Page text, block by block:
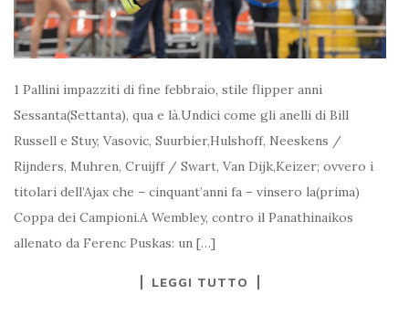
1 Pallini impazziti di fine febbraio, stile flipper anni
Sessanta(Settanta), qua e là.Undici come gli anelli di Bill
Russell e Stuy, Vasovic, Suurbier,Hulshoff, Neeskens /
Rijnders, Muhren, Cruijff / Swart, Van Dijk,Keizer; ovvero i
titolari dell’Ajax che – cinquant’anni fa – vinsero la(prima)
Coppa dei Campioni.A Wembley, contro il Panathinaikos
allenato da Ferenc Puskas: un […]
LEGGI TUTTO